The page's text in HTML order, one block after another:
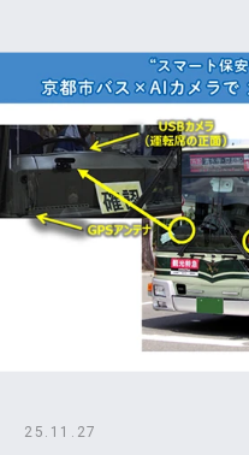
25.11.27